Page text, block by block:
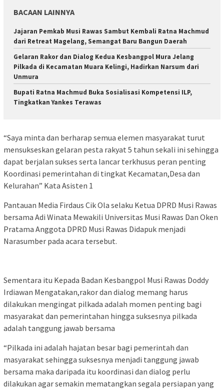
BACAAN LAINNYA
Jajaran Pemkab Musi Rawas Sambut Kembali Ratna Machmud
dari Retreat Magelang, Semangat Baru Bangun Daerah
Gelaran Rakor dan Dialog Kedua Kesbangpol Mura Jelang
Pilkada di Kecamatan Muara Kelingi, Hadirkan Narsum dari
Unmura
Bupati Ratna Machmud Buka Sosialisasi Kompetensi ILP,
Tingkatkan Yankes Terawas
“Saya minta dan berharap semua elemen masyarakat turut
mensukseskan gelaran pesta rakyat 5 tahun sekali ini sehingga
dapat berjalan sukses serta lancar terkhusus peran penting
Koordinasi pemerintahan di tingkat Kecamatan,Desa dan
Kelurahan” Kata Asisten 1
Pantauan Media Firdaus Cik Ola selaku Ketua DPRD Musi Rawas
bersama Adi Winata Mewakili Universitas Musi Rawas Dan Oken
Pratama Anggota DPRD Musi Rawas Didapuk menjadi
Narasumber pada acara tersebut.
Sementara itu Kepada Badan Kesbangpol Musi Rawas Doddy
Irdiawan Mengatakan,rakor dan dialog memang harus
dilakukan mengingat pilkada adalah momen penting bagi
masyarakat dan pemerintahan hingga suksesnya pilkada
adalah tanggung jawab bersama
“Pilkada ini adalah hajatan besar bagi pemerintah dan
masyarakat sehingga suksesnya menjadi tanggung jawab
bersama maka daripada itu koordinasi dan dialog perlu
dilakukan agar semakin mematangkan segala persiapan yang